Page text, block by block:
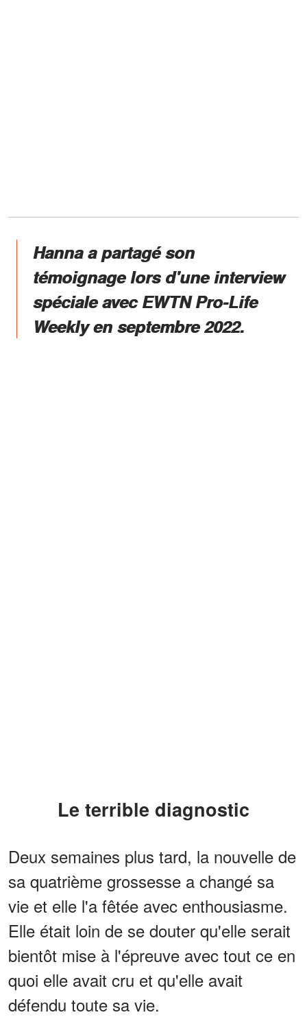
Hanna a partagé son
témoignage lors d'une interview
spéciale avec EWTN Pro-Life
Weekly en septembre 2022.
Le terrible diagnostic
Deux semaines plus tard, la nouvelle de
sa quatrième grossesse a changé sa
vie et elle l'a fêtée avec enthousiasme.
Elle était loin de se douter qu'elle serait
bientôt mise à l'épreuve avec tout ce en
quoi elle avait cru et qu'elle avait
défendu toute sa vie.